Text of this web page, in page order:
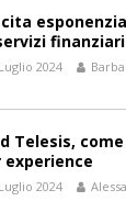
finanziari
2024
Telesis,
experience
2024